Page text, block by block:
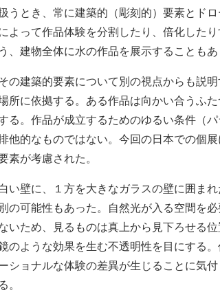
うとき、常に建築的（彫刻的）要素とド
よって作品体験を分割したり、倍化した
、建物全体に水の作品を展示することもあ
の建築的要素について別の視点からも説
所に依拠する。ある作品は向かい合うふ
る。作品が成立するためのゆるい条件（
他的なものではない。今回の日本での個
素が考慮された。
い壁に、１方を大きなガラスの壁に囲ま
の可能性もあった。自然光が入る空間を
いため、見るものは真上から見下ろせる
のような効果を生む不透明性を目にする
ショナルな体験の差異が生じることに気
。